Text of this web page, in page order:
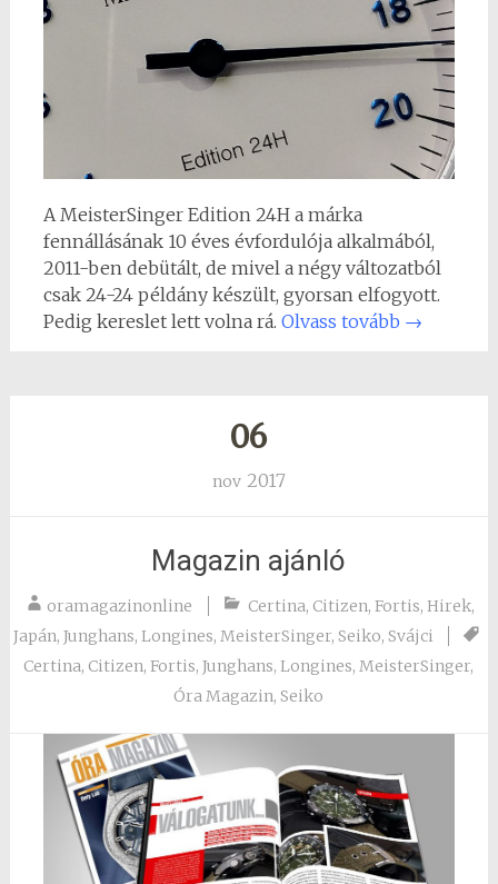
A MeisterSinger Edition 24H a márka
fennállásának 10 éves évfordulója alkalmából,
2011-ben debütált, de mivel a négy változatból
csak 24-24 példány készült, gyorsan elfogyott.
Pedig kereslet lett volna rá. Olvass tovább →
06
nov 2017
Magazin ajánló
oramagazinonline Certina, Citizen,Fortis, Hirek,
Japán, Junghans, Longines, MeisterSinger, Seiko, Svájci
Certina, Citizen,Fortis,Junghans,Longines, MeisterSinger,
Óra Magazin,Seiko